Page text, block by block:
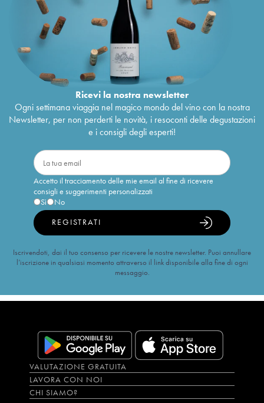
Ricevi la nostra newsletter
Ogni settimana viaggia nel magico mondo del vino con la nostra
Newsletter, per non perderti le novità, i resoconti delle degustazioni
e i consigli degli esperti!
Accetto il tracciamento delle mie email al fine di ricevere
consigli e suggerimenti personalizzati
Sì
No
REGISTRATI
Iscrivendoti, dai il tuo consenso per ricevere le nostre newsletter. Puoi annullare
l’iscrizione in qualsiasi momento attraverso il link disponibile alla fine di ogni
messaggio.
VALUTAZIONE GRATUITA
LAVORA CON NOI
CHI SIAMO?